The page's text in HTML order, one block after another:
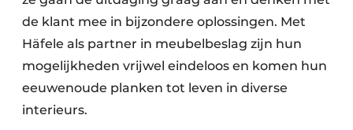
de klant mee in bijzondere oplossingen. Met
Häfele als partner in meubelbeslag zijn hun
mogelijkheden vrijwel eindeloos en komen hun
eeuwenoude planken tot leven in diverse
interieurs.